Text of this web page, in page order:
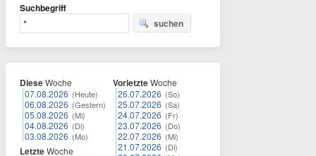
Suchbegriff
suchen
DieseWoche
07.08.2026 (Heute)
06.08.2026 (Gestern)
05.08.2026 (Mi)
04.08.2026 (Di)
03.08.2026 (Mo)
LetzteWoche
VorletzteWoche
26.07.2026 (So)
25.07.2026 (Sa)
24.07.2026 (Fr)
23.07.2026 (Do)
22.07.2026 (Mi)
21.07.2026 (Di)